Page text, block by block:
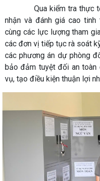
Qua kiểm tra thực tế,
nhận và đánh giá cao
cùng các lực lượng tham
các đơn vị tiếp tục rà soát
các phương án dự phòng
bảo đảm tuyệt đối an
vụ, tạo điều kiện thuận lợi